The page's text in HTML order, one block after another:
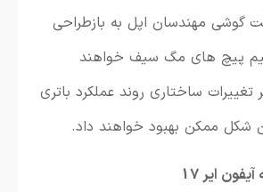
گوشی مهندسان اپل به بازطراحی
پیچ های مگ سیف خواهند
تغییرات ساختاری روند عملکرد باتری
شکل ممکن بهبود خواهند داد.
ایر 17